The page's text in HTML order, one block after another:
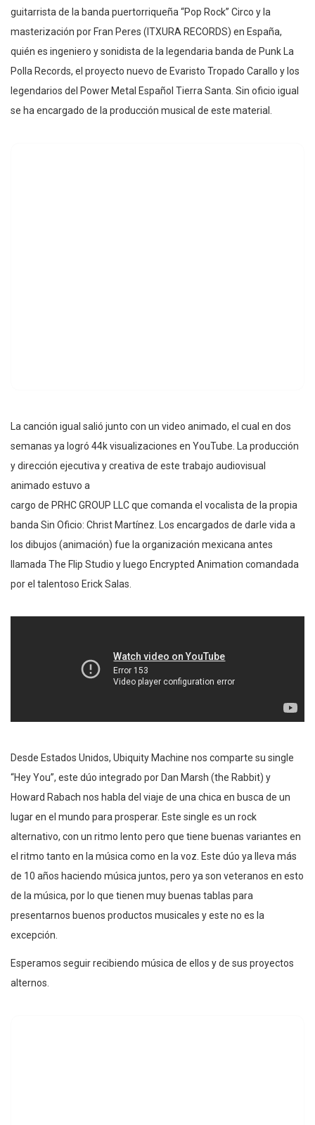
guitarrista de la banda puertorriqueña “Pop Rock” Circo y la
masterización por Fran Peres (ITXURA RECORDS) en España,
quién es ingeniero y sonidista de la legendaria banda de Punk La
Polla Records, el proyecto nuevo de Evaristo Tropado Carallo y los
legendarios del Power Metal Español Tierra Santa. Sin oficio igual
se ha encargado de la producción musical de este material.
La canción igual salió junto con un video animado, el cual en dos
semanas ya logró 44k visualizaciones en YouTube. La producción
y dirección ejecutiva y creativa de este trabajo audiovisual
animado estuvo a
cargo de PRHC GROUP LLC que comanda el vocalista de la propia
banda Sin Oficio: Christ Martínez. Los encargados de darle vida a
los dibujos (animación) fue la organización mexicana antes
llamada The Flip Studio y luego Encrypted Animation comandada
por el talentoso Erick Salas.
Desde Estados Unidos, Ubiquity Machine nos comparte su single
“Hey You”, este dúo integrado por Dan Marsh (the Rabbit) y
Howard Rabach nos habla del viaje de una chica en busca de un
lugar en el mundo para prosperar. Este single es un rock
alternativo, con un ritmo lento pero que tiene buenas variantes en
el ritmo tanto en la música como en la voz. Este dúo ya lleva más
de 10 años haciendo música juntos, pero ya son veteranos en esto
de la música, por lo que tienen muy buenas tablas para
presentarnos buenos productos musicales y este no es la
excepción.
Esperamos seguir recibiendo música de ellos y de sus proyectos
alternos.